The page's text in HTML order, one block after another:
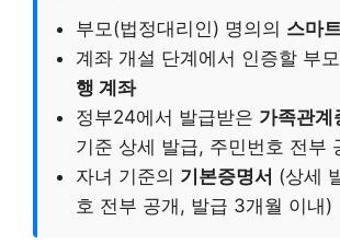
부모(법정대리인) 명의의 스마
계좌 개설 단계에서 인증할 부
행 계좌
정부24에서 발급받은 가족관계
기준 상세 발급, 주민번호 전부
자녀 기준의 기본증명서 (상세
호 전부 공개, 발급 3개월 이내)